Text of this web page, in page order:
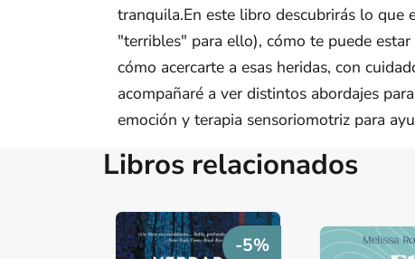
tranquila.En este libro descubrirás lo que
"terribles" para ello), cómo te puede
cómo acercarte a esas heridas, con
acompañaré a ver distintos abordajes
emoción y terapia sensoriomotriz para
Libros relacionados
-5%